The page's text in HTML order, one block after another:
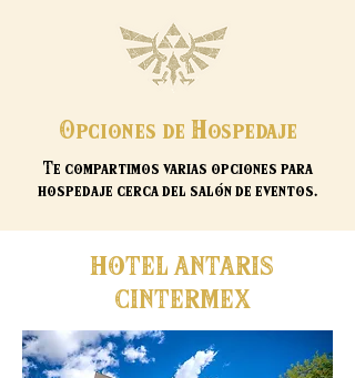
Opciones de Hospedaje
Te compartimos varias opciones para
hospedaje cerca del salón de eventos.
HOTEL ANTARIS
CINTERMEX